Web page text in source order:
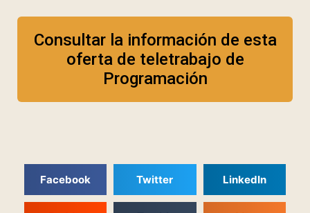
Consultar la información de esta
oferta de teletrabajo de
Programación
Facebook Twitter LinkedIn